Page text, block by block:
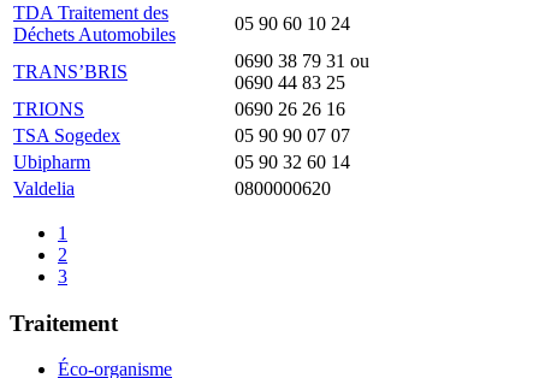
TDA Traitement des
Déchets Automobiles
05 90 60 10 24
TRANS’BRIS
0690 38 79 31 ou
0690 44 83 25
TRIONS
0690 26 26 16
TSA Sogedex
05 90 90 07 07
Ubipharm
05 90 32 60 14
Valdelia
0800000620
1
2
3
Traitement
Éco-organisme